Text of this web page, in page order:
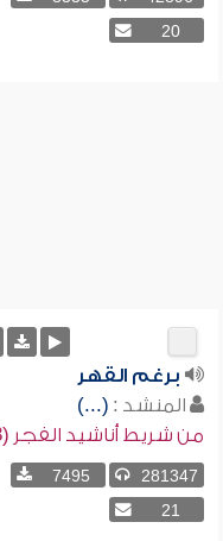
20
برغم القهر
المنشد : (...)
من شريط أناشيد الفجر (3)
281347
7495
21